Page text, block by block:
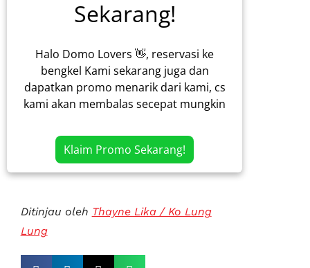
Sekarang!
Halo Domo Lovers 👋, reservasi ke
bengkel Kami sekarang juga dan
dapatkan promo menarik dari kami, cs
kami akan membalas secepat mungkin
Klaim Promo Sekarang!
Ditinjau oleh Thayne Lika / Ko Lung
Lung